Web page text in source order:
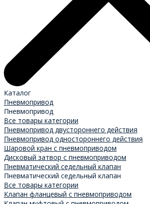
Каталог
Пневмопривод
Пневмопривод
Все товары категории
Пневмопривод двустороннего действия
Пневмопривод одностороннего действия
Шаровой кран с пневмоприводом
Дисковый затвор с пневмоприводом
Пневматический седельный клапан
Пневматический седельный клапан
Все товары категории
Клапан фланцевый с пневмоприводом